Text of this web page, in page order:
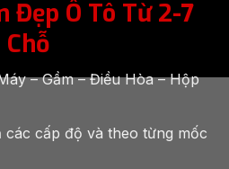
Chỗ
– Gầm – Điều Hòa – Hộp
cấp độ và theo từng mốc
dọn dẹp nội thất, rửa xe,